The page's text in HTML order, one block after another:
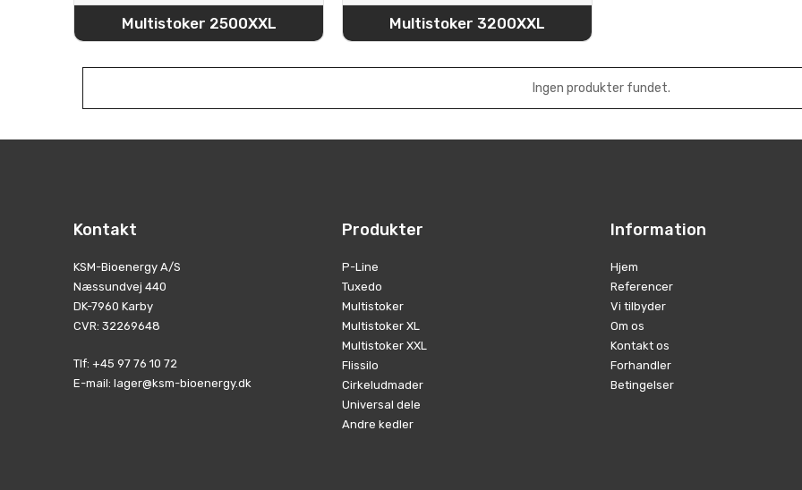
Multistoker 2500XXL Multistoker 3200XXL
Ingen produkter fundet.
Kontakt
KSM-Bioenergy A/S
Næssundvej 440
DK-7960 Karby
CVR: 32269648
Tlf: +45 97 76 10 72
E-mail: lager@ksm-bioenergy.dk
Produkter
P-Line
Tuxedo
Multistoker
Multistoker XL
Multistoker XXL
Flissilo
Cirkeludmader
Universal dele
Andre kedler
Information
Hjem
Referencer
Vi tilbyder
Om os
Kontakt os
Forhandler
Betingelser